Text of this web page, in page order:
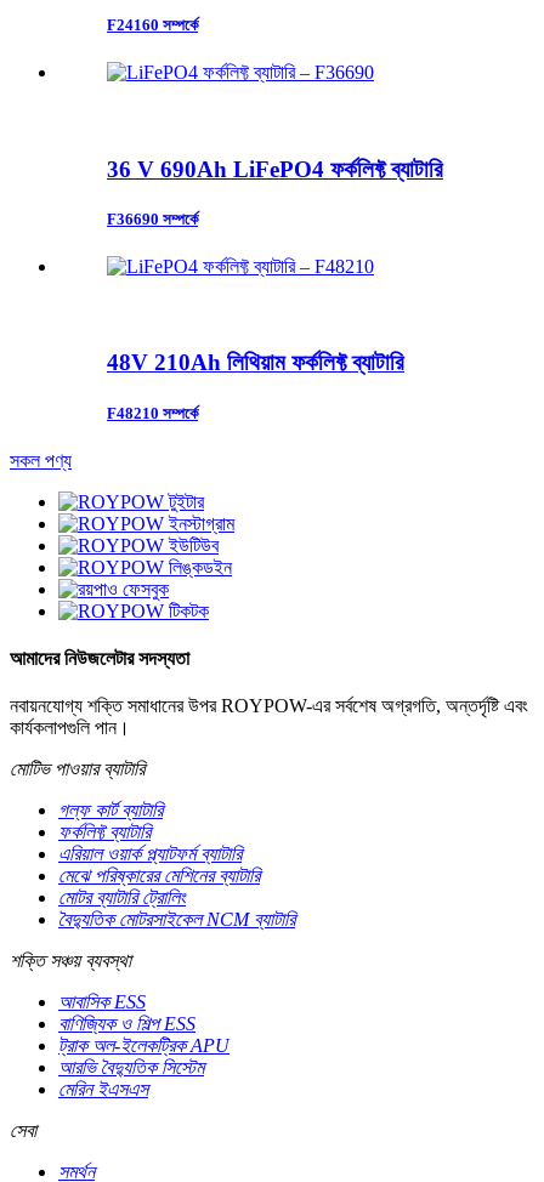
F24160 সম্পর্কে
36 V 690Ah LiFePO4 ফর্কলিফ্ট ব্যাটারি
F36690 সম্পর্কে
48V 210Ah লিথিয়াম ফর্কলিফ্ট ব্যাটারি
F48210 সম্পর্কে
সকল পণ্য
আমাদের নিউজলেটার সদস্যতা
নবায়নযোগ্য শক্তি সমাধানের উপর ROYPOW-এর সর্বশেষ অগ্রগতি, অন্তর্দৃষ্টি এবং
কার্যকলাপগুলি পান।
মোটিভ পাওয়ার ব্যাটারি
গল্ফ কার্ট ব্যাটারি
ফর্কলিফ্ট ব্যাটারি
এরিয়াল ওয়ার্ক প্ল্যাটফর্ম ব্যাটারি
মেঝে পরিষ্কারের মেশিনের ব্যাটারি
মোটর ব্যাটারি ট্রোলিং
বৈদ্যুতিক মোটরসাইকেল NCM ব্যাটারি
শক্তি সঞ্চয় ব্যবস্থা
আবাসিক ESS
বাণিজ্যিক ও শিল্প ESS
ট্রাক অল-ইলেকট্রিক APU
আরভি বৈদ্যুতিক সিস্টেম
মেরিন ইএসএস
সেবা
সমর্থন